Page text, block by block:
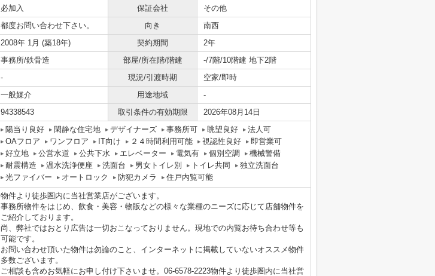
必加入 保証会社
その他
都度お問い合わせ下さい。 向き
南西
2008年 1月 (築18年) 契約期間
2年
事務所/鉄骨造 部屋/所在階/階建
-/7階/10階建 地下2階
- 現況/引渡時期
空家/即時
一般媒介 用途地域
-
94338543 取引条件の有効期限 2026年08月14日
陽当り良好 閑静な住宅地 デザイナーズ 事務所可 眺望良好
法人可
OAフロア
ワンフロア IT向け ２４時間利用可能 視認性良好
即営業可
好立地
公営水道 公共下水 エレベーター 電気有 個別空調
機械警備
耐震構造
温水洗浄便座 洗面台 男女トイレ別 トイレ共同
独立洗面台
光ファイバー
オートロック 防犯カメラ 住戸内覧可能
物件より徒歩圏内に当社営業店がございます。
事務所物件をはじめ、飲食・美容・物販などの様々な業種のニーズに応じて店舗物件を
ご紹介しております。
尚、弊社ではおとり広告は一切おこなっておりません。現地での内覧お待ち合わせ等も
可能です。
お問い合わせ頂いた物件は勿論のこと、インターネットに掲載していないオススメ物件
多数ございます。
ご相談も含めお気軽にお申し付け下さいませ。06-6578-2223物件より徒歩圏内に当社営